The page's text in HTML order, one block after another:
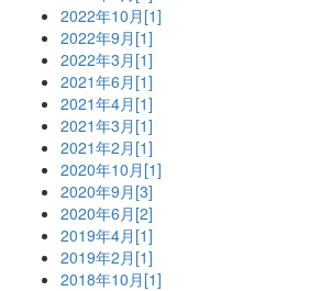
2022年10月[1]
2022年9月[1]
2022年3月[1]
2021年6月[1]
2021年4月[1]
2021年3月[1]
2021年2月[1]
2020年10月[1]
2020年9月[3]
2020年6月[2]
2019年4月[1]
2019年2月[1]
2018年10月[1]